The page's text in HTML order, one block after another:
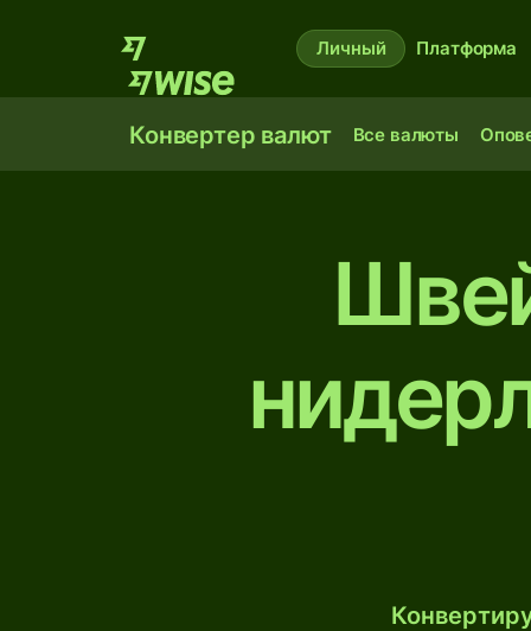
Личный Платформа
Конвертер валют Все валюты